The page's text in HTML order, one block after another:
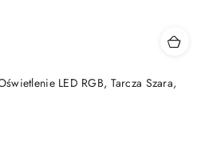
LED RGB, Tarcza Szara,